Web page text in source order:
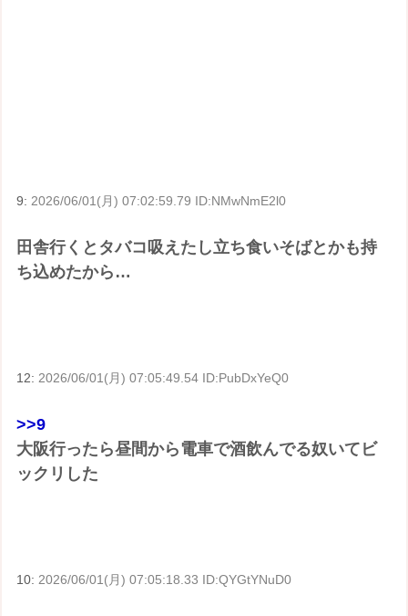
9: 2026/06/01(月) 07:02:59.79 ID:NMwNmE2l0
田舎行くとタバコ吸えたし立ち食いそばとかも持
ち込めたから…
12: 2026/06/01(月) 07:05:49.54 ID:PubDxYeQ0
>>9
大阪行ったら昼間から電車で酒飲んでる奴いてビ
ックリした
10:2026/06/01(月) 07:05:18.33 ID:QYGtYNuD0